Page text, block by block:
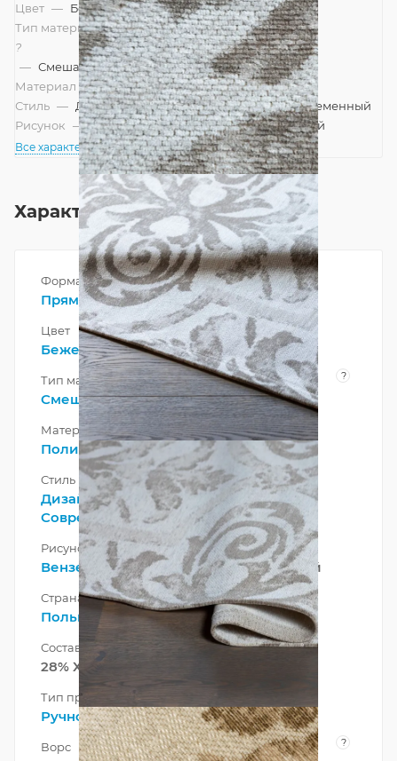
Цвет — Бежевый
Тип материала
?
— Смешанный
Материал — Полиэстер
Стиль — Дизайнерский, Неоклассический, Современный
Рисунок — Вензеля, Классический, Современный
Все характеристики
Характеристики
Форма
Прямоугольник
Цвет
Бежевый
Тип материала ?
Смешанный
Материал
Полиэстер
Стиль
Дизайнерский
, Неоклассический,
Современный
Рисунок
Вензеля ,Классический, Современный
Страна
Польша
Состав ворса
28% Хлопок 72% Полиэстер
Тип производства
Ручной
Ворс ?